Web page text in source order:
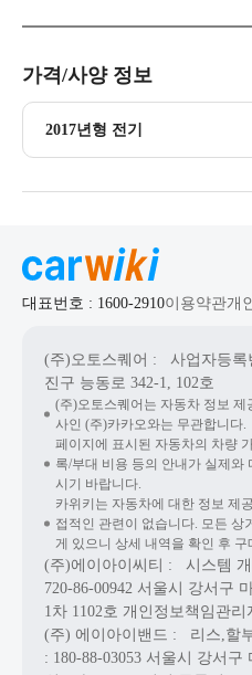
가격/사양 정보
2017년형 전기
대표번호 : 1600-2910이용약관개
(주)오토스퀘어 : 사업자등록
진구 능동로 342-1, 102호
(주)오토스퀘어는 자동차 정보
사인 (주)카카오와는 무관합니다.
페이지에 표시된 자동차의 차량
록/부대 비용 등의 안내가 실제와
시기 바랍니다.
카위키는 자동차에 대한 정보 제
접적인 관련이 없습니다. 모든 상
게 있으니 상세 내역을 확인 후
(주)에이아이씨티 : 시스템 개
720-86-00942 서울시 강서구
1차 1102호 개인정보책임관리
(주) 에이아이밴드 : 리스,할
: 180-88-03053 서울시 강서구